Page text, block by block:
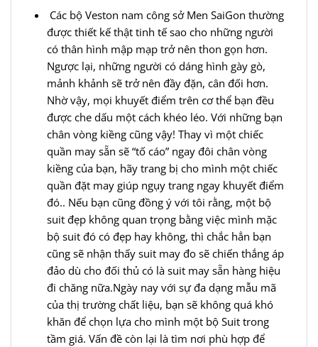
Các bộ Veston nam công sở Men SaiGon thường
được thiết kế thật tinh tế sao cho những người
có thân hình mập mạp trở nên thon gọn hơn.
Ngược lại, những người có dáng hình gày gò,
mảnh khảnh sẽ trở nên đầy đặn, cân đối hơn.
Nhờ vậy, mọi khuyết điểm trên cơ thể bạn đều
được che dấu một cách khéo léo. Với những bạn
chân vòng kiềng cũng vậy! Thay vì một chiếc
quần may sẵn sẽ “tố cáo” ngay đôi chân vòng
kiềng của bạn, hãy trang bị cho mình một chiếc
quần đặt may giúp ngụy trang ngay khuyết điểm
đó.. Nếu bạn cũng đồng ý với tôi rằng, một bộ
suit đẹp không quan trọng bằng việc mình mặc
bộ suit đó có đẹp hay không, thì chắc hẳn bạn
cũng sẽ nhận thấy suit may đo sẽ chiến thắng áp
đảo dù cho đối thủ có là suit may sẵn hàng hiệu
đi chăng nữa.Ngày nay với sự đa dạng mẫu mã
của thị trường chất liệu, bạn sẽ không quá khó
khăn để chọn lựa cho mình một bộ Suit trong
tầm giá. Vấn đề còn lại là tìm nơi phù hợp để